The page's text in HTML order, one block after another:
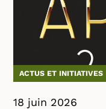
ACTUS ET INITIATIVES
18 juin 2026